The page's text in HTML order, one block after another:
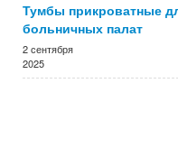
Тумбы прикроватные
больничных палат
2 сентября
2025